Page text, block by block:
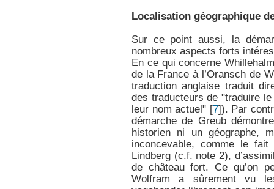
Localisation géographique
Sur ce point aussi, la
nombreux aspects forts
En ce qui concerne
de la France à l’Oransch de
traduction anglaise traduit
des traducteurs de "traduire
leur nom actuel" [7]). Par
démarche de Greub
historien ni un géographe,
inconcevable, comme le fait
Lindberg (c.f. note 2),
de château fort. Ce qu’on
Wolfram a sûrement vu